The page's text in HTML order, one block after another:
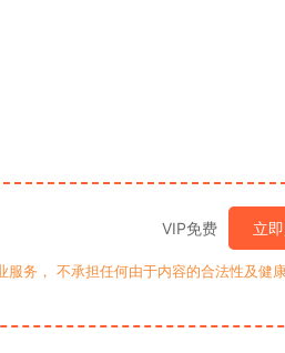
VIP免费 立
务， 不承担任何由于内容的合法性及健